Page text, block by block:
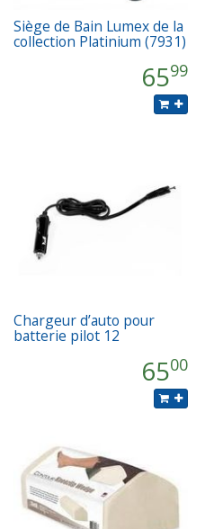
Siège de Bain Lumex de la
collection Platinium (7931)
6599
Chargeur d’auto pour
batterie pilot 12
6500